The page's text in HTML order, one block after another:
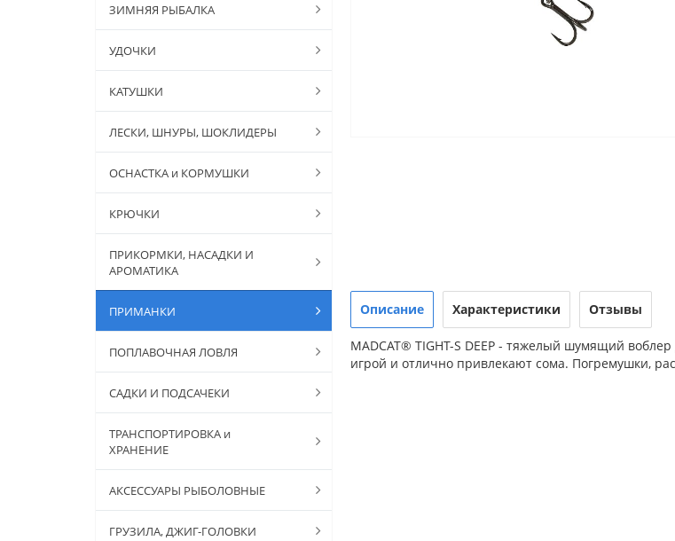
ЗИМНЯЯ РЫБАЛКА
УДОЧКИ
КАТУШКИ
ЛЕСКИ, ШНУРЫ, ШОКЛИДЕРЫ
ОСНАСТКА и КОРМУШКИ
КРЮЧКИ
ПРИКОРМКИ, НАСАДКИ И
АРОМАТИКА
ПРИМАНКИ
ПОПЛАВОЧНАЯ ЛОВЛЯ
САДКИ И ПОДСАЧЕКИ
ТРАНСПОРТИРОВКА и
ХРАНЕНИЕ
АКСЕССУАРЫ РЫБОЛОВНЫЕ
ГРУЗИЛА, ДЖИГ-ГОЛОВКИ
Описание Характеристики Отзывы
MADCAT® TIGHT-S DEEP - тяжелый шумящий
игрой и отлично привлекают сома. Погремушки,